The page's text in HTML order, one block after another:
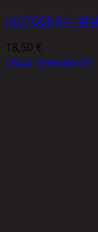
JUOTOSTINA 1MM
18,50 €
Lisää ostoskoriin